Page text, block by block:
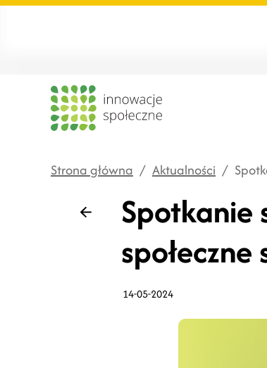
Strona główna / Aktualności /
Wstecz
Spotkanie
14-05-2024